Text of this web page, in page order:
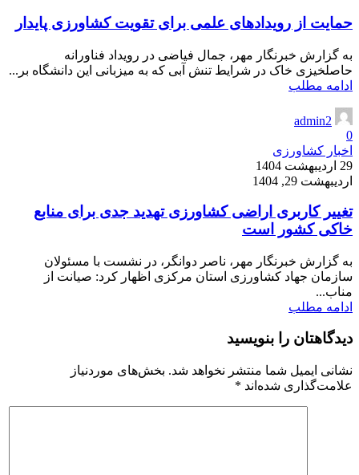
حمایت از رویدادهای علمی برای تقویت کشاورزی پایدار
به گزارش خبرنگار مهر، جمال فیاضی در رویداد فناورانه
حاصلخیزی خاک در شرایط تنش آبی که به میزبانی این دانشگاه بر...
ادامه مطلب
admin2
0
اخبار کشاورزی
29 اردیبهشت 1404
اردیبهشت 29, 1404
تغییر کاربری اراضی کشاورزی تهدید جدی برای منابع
خاکی کشور است
به گزارش خبرنگار مهر، ناصر دوانگر، در نشست با مسئولان
سازمان جهاد کشاورزی استان مرکزی اظهار کرد: صیانت از
مناب...
ادامه مطلب
دیدگاهتان را بنویسید
نشانی ایمیل شما منتشر نخواهد شد. بخش‌های موردنیاز
علامت‌گذاری شده‌اند *